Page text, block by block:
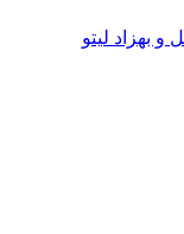
بهزاد لیتو